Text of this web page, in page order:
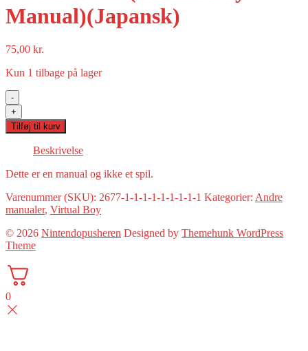
Manual)(Japansk)
75,00 kr.
Kun 1 tilbage på lager
-
TeleRoboxer
(Virtual
Boy
Manual)
(Japansk)
antal
+
Tilføj til kurv
Beskrivelse
Dette er en manual og ikke et spil.
Varenummer (SKU): 2677-1-1-1-1-1-1-1-1-1 Kategorier: Andre
manualer, Virtual Boy
© 2026 Nintendopusheren Designed by Themehunk WordPress
Theme
0